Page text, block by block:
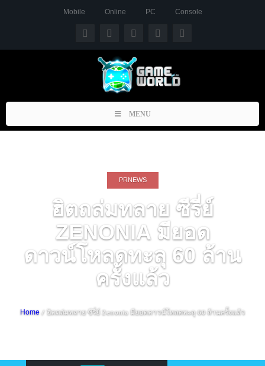
Mobile Online PC Console
Toggle
navigation
MENU
PRNEWS
ฮิตถล่มทลาย ซีรี่ย์
ZENONIA มียอด
ดาวน์โหลดทะลุ 60 ล้าน
ครั้งแล้ว
Home / ฮิตถล่มทลาย ซีรี่ย์ Zenonia มียอดดาวน์โหลดทะลุ 60 ล้านครั้งแล้ว